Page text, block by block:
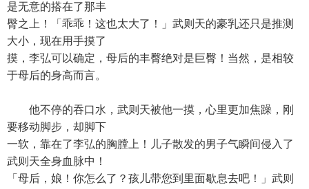
是无意的搭在了那丰
臀之上！「乖乖！这也太大了！」武则天的豪乳还只是推测
大小，现在用手摸了
摸，李弘可以确定，母后的丰臀绝对是巨臀！当然，是相较
于母后的身高而言。
他不停的吞口水，武则天被他一摸，心里更加焦躁，刚
要移动脚步，却脚下
一软，靠在了李弘的胸膛上！儿子散发的男子气瞬间侵入了
武则天全身血脉中！
「母后，娘！你怎么了？孩儿带您到里面歇息去吧！」武则